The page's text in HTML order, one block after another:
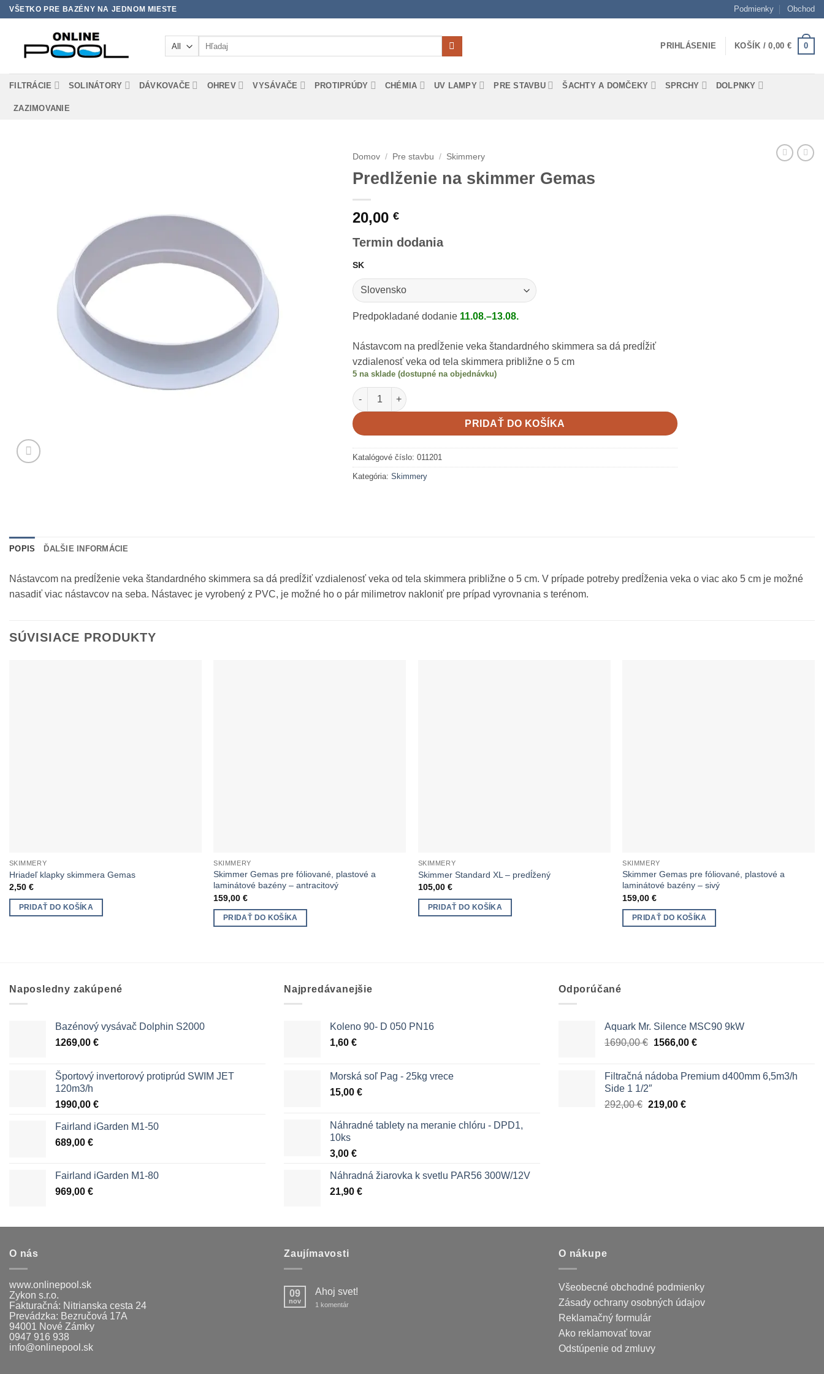
SkipVŠETKO PRE BAZÉNY NA JEDNOM MIESTE Podmienky Obchod
PRIHLÁSENIE KOŠÍK /0,00 € 0
FILTRÁCIE SOLINÁTORY DÁVKOVAČE OHREV VYSÁVAČE PROTIPRÚDY CHÉMIA UV LAMPY PRE STAVBU ŠACHTY A DOMČEKY SPRCHY DOLPNKY
ZAZIMOVANIE
Domov / Pre stavbu / Skimmery
Predlženie na skimmer Gemas
20,00 €
Termin dodania
SK
Predpokladané dodanie 11.08.–13.08.
Nástavcom na predĺženie veka štandardného skimmera sa dá predĺžiť
vzdialenosť veka od tela skimmera približne o 5 cm
5 na sklade (dostupné na objednávku)
množstvo Predlženie na skimmer Gemas
PRIDAŤ DO KOŠÍKA
Katalógové číslo: 011201
Kategória: Skimmery
POPIS ĎALŠIE INFORMÁCIE
Nástavcom na predĺženie veka štandardného skimmera sa dá predĺžiť vzdialenosť veka od tela skimmera približne o 5 cm. V prípade potreby predĺženia veka o viac ako 5 cm je možné
nasadiť viac nástavcov na seba. Nástavec je vyrobený z PVC, je možné ho o pár milimetrov nakloniť pre prípad vyrovnania s terénom.
SÚVISIACE PRODUKTY
SKIMMERY
Hriadeľ klapky skimmera Gemas
2,50 €
PRIDAŤ DO KOŠÍKA
SKIMMERY
Skimmer Gemas pre fóliované, plastové a
laminátové bazény – antracitový
159,00€
PRIDAŤ DO KOŠÍKA
SKIMMERY
Skimmer Standard XL – predĺžený
105,00 €
PRIDAŤ DO KOŠÍKA
SKIMMERY
Skimmer Gemas pre fóliované, plastové a
laminátové bazény – sivý
159,00€
PRIDAŤ DO KOŠÍKA
Naposledny zakúpené
Bazénový vysávač Dolphin S2000
1269,00 €
Športový invertorový protiprúd SWIM JET
120m3/h
1990,00 €
Fairland iGarden M1-50
689,00 €
Fairland iGarden M1-80
969,00 €
Najpredávanejšie
Koleno 90- D 050 PN16
1,60 €
Morská soľ Pag - 25kg vrece
15,00 €
Náhradné tablety na meranie chlóru - DPD1,
10ks
3,00 €
Náhradná žiarovka k svetlu PAR56 300W/12V
21,90 €
Odporúčané
Aquark Mr. Silence MSC90 9kW
1690,00€ Pôvodná
1690,00 €.
1566,00 €Aktuálna
1566,00 €.
Filtračná nádoba Premium d400mm 6,5m3/h
Side 1 1/2″
292,00€ Pôvodná
219,00 €Aktuálna
O nás
www.onlinepool.sk
Zykon s.r.o.
Fakturačná: Nitrianska cesta 24
Prevádzka: Bezručová 17A
94001 Nové Zámky
0947 916 938
info@onlinepool.sk
Zaujímavosti
09
nov
Ahoj svet!
1 komentárna
O nákupe
Všeobecné obchodné podmienky
Zásady ochrany osobných údajov
Reklamačný formulár
Ako reklamovať tovar
Odstúpenie od zmluvy